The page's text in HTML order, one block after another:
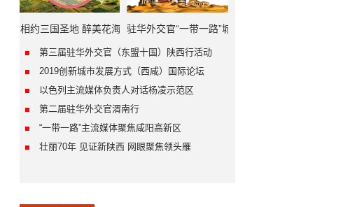
相约三国圣地 醉美花海
勉县
驻华外交官“一带一路”城
市行走进陕西
第三届驻华外交官（东盟十国）陕西行活动
2019创新城市发展方式（西咸）国际论坛
以色列主流媒体负责人对话杨凌示范区
第二届驻华外交官渭南行
“一带一路”主流媒体聚焦咸阳高新区
壮丽70年 见证新陕西 网眼聚焦领头雁